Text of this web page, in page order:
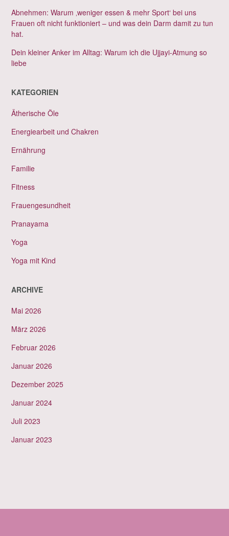
Abnehmen: Warum ‚weniger essen & mehr Sport‘ bei uns
Frauen oft nicht funktioniert – und was dein Darm damit zu tun
hat.
Dein kleiner Anker im Alltag: Warum ich die Ujjayi-Atmung so
liebe
KATEGORIEN
Ätherische Öle
Energiearbeit und Chakren
Ernährung
Familie
Fitness
Frauengesundheit
Pranayama
Yoga
Yoga mit Kind
ARCHIVE
Mai 2026
März 2026
Februar 2026
Januar 2026
Dezember 2025
Januar 2024
Juli 2023
Januar 2023